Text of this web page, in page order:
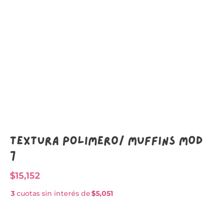
Textura Polímero/ MUFFINS MOD
7
$15,152
3 cuotas sin interés de$5,051